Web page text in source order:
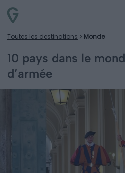
Toutes les destinations Monde
10 pays dans le
d’armée